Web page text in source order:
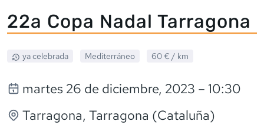
22a Copa Nadal Tarragona
ya celebrada Mediterráneo 60 € / km
martes 26 de diciembre, 2023 – 10:30
Tarragona, Tarragona (Cataluña)